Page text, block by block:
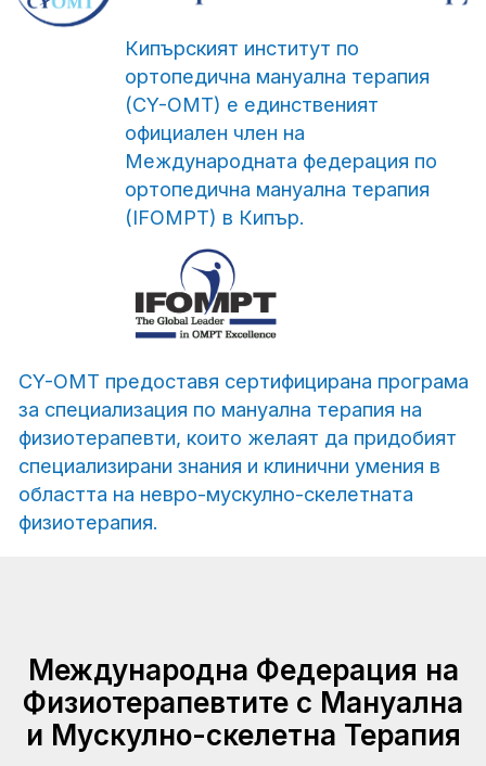
областта на невро-мускулно-скелетната
Международна Федерация на
Физиотерапевтите с Мануална
и Мускулно-скелетна Терапия
Съдържание
на програмата
в областта на манипулациите и
мобилизацията
• Специализация в областта на
терапевтичните упражнения
• Експертиза в областта наоценката на
нервнататъкан и мобилизационните техники
14 БЛОКА